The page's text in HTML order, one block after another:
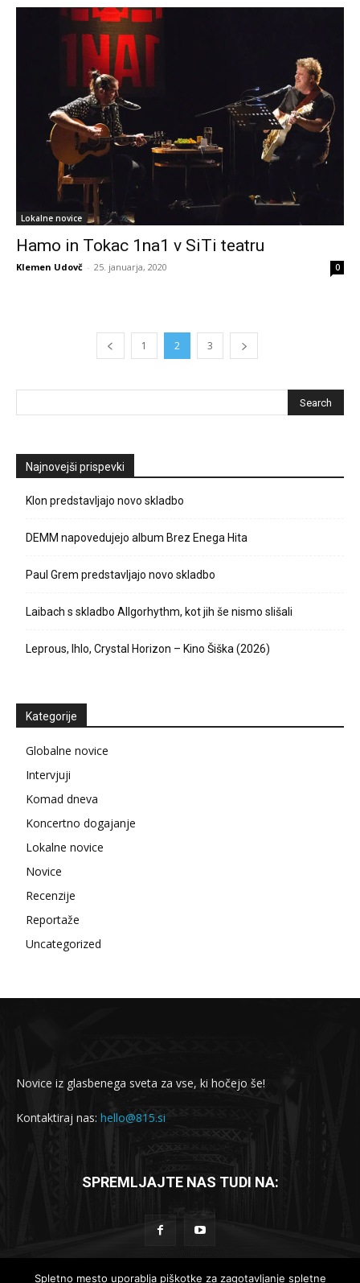
Lokalne novice
Hamo in Tokac 1na1 v SiTi teatru
Klemen Udovč - 25. januarja, 2020 0
1 2 3
Najnovejši prispevki
Klon predstavljajo novo skladbo
DEMM napovedujejo album Brez Enega Hita
Paul Grem predstavljajo novo skladbo
Laibach s skladbo Allgorhythm, kot jih še nismo slišali
Leprous, Ihlo, Crystal Horizon – Kino Šiška (2026)
Kategorije
Globalne novice
Intervjuji
Komad dneva
Koncertno dogajanje
Lokalne novice
Novice
Recenzije
Reportaže
Uncategorized
Novice iz glasbenega sveta za vse, ki hočejo še!
Kontaktiraj nas: hello@815.si
SPREMLJAJTE NAS TUDI NA:
Spletno mesto uporablja piškotke za zagotavljanje spletne